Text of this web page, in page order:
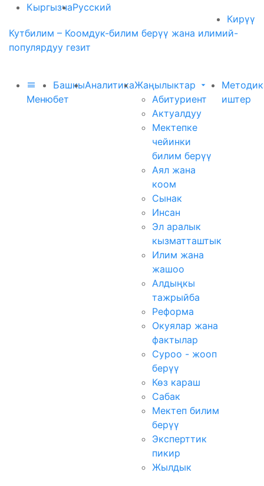
КыргызчаРусский
Кирүү
Кутбилим – Коомдук-билим берүү жана илимий-
популярдуу гезит
Меню
Башкы
бет
АналитикаЖаңылыктар
Абитуриент
Актуалдуу
Мектепке
чейинки
билим берүү
Аял жана
коом
Сынак
Инсан
Эл аралык
кызматташтык
Илим жана
жашоо
Алдыңкы
тажрыйба
Реформа
Окуялар жана
фактылар
Суроо - жооп
берүү
Көз караш
Сабак
Мектеп билим
берүү
Эксперттик
пикир
Жылдык
иштер